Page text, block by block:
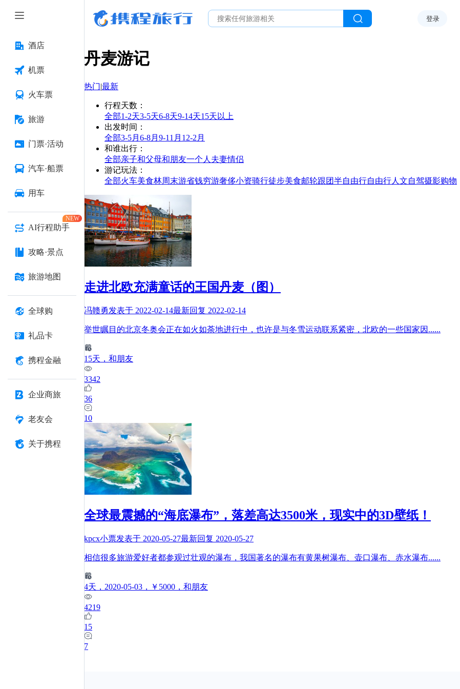
酒店
机票
火车票
旅游
门票·活动
汽车·船票
用车
AI行程助手
NEW
攻略·景点
旅游地图
全球购
礼品卡
携程金融
企业商旅
老友会
关于携程
登录
丹麦游记
热门|最新
行程天数 ：
全部1-2天3-5天6-8天9-14天15天以上
出发时间 ：
全部3-5月 6-8月 9-11月 12-2月
和谁出行 ：
全部亲子和父母和朋友一个人 夫妻情侣
游记玩法 ：
全部火车美食林周末游省钱穷游奢侈小资骑行徒步美食邮轮跟团半自由行自由行人文自驾摄影购物
走进北欧充满童话的王国丹麦（图）
冯赣勇发表于 2022-02-14最新回复 2022-02-14
举世瞩目的北京冬奥会正在如火如荼地进行中，也许是与冬雪运动联系紧密，北欧的一些国家因 ......
15天 ，和朋友
3342
36
10
全球最震撼的“海底瀑布”，落差高达3500米，现实中的3D壁纸！
kpcx小票发表于 2020-05-27最新回复 2020-05-27
相信很多旅游爱好者都参观过壮观的瀑布，我国著名的瀑布有黄果树瀑布、壶口瀑布、赤水瀑布......
4天 ，2020-05-03 ，￥5000 ，和朋友
4219
15
7